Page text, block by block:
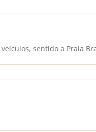
sentido a Praia